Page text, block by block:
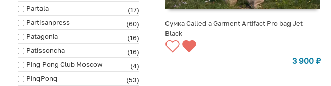
Partala
(17)
Partisanpress
(60)
Patagonia
(16)
Patissoncha
(16)
Ping Pong Club Moscow
(4)
PinqPonq
(53)
СООБЩИТЬ О ПОСТУПЛЕНИИ
Сумка Called a Garment Artifact Pro bag Jet
Black
3 900 ₽